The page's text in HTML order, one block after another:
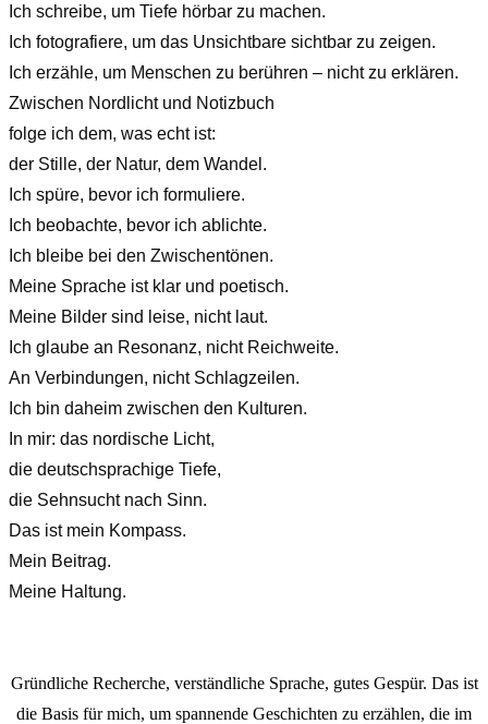
Ich schreibe, um Tiefe hörbar zu machen.
Ich fotografiere, um das Unsichtbare sichtbar zu zeigen.
Ich erzähle, um Menschen zu berühren – nicht zu erklären.
Zwischen Nordlicht und Notizbuch
folge ich dem, was echt ist:
der Stille, der Natur, dem Wandel.
Ich spüre, bevor ich formuliere.
Ich beobachte, bevor ich ablichte.
Ich bleibe bei den Zwischentönen.
Meine Sprache ist klar und poetisch.
Meine Bilder sind leise, nicht laut.
Ich glaube an Resonanz, nicht Reichweite.
An Verbindungen, nicht Schlagzeilen.
Ich bin daheim zwischen den Kulturen.
In mir: das nordische Licht,
die deutschsprachige Tiefe,
die Sehnsucht nach Sinn.
Das ist mein Kompass.
Mein Beitrag.
Meine Haltung.
Gründliche Recherche, verständliche Sprache, gutes Gespür. Das ist
die Basis für mich, um spannende Geschichten zu erzählen, die im